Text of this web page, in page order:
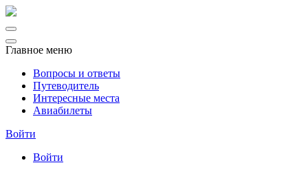
Главное меню
Вопросы и ответы
Путеводитель
Интересные места
Авиабилеты
Войти
Войти